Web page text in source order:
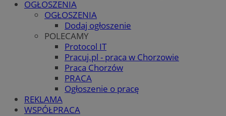
OGŁOSZENIA
OGŁOSZENIA
Dodaj ogłoszenie
POLECAMY
Protocol IT
Pracuj.pl - praca w Chorzowie
Praca Chorzów
PRACA
Ogłoszenie o pracę
REKLAMA
WSPÓŁPRACA